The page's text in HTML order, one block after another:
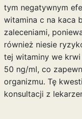
tym negatywnym
witamina c na kaca
zaleceniami,
również niesie
tej witaminy we
50 ng/ml, co
organizmu. Tę
konsultacji z